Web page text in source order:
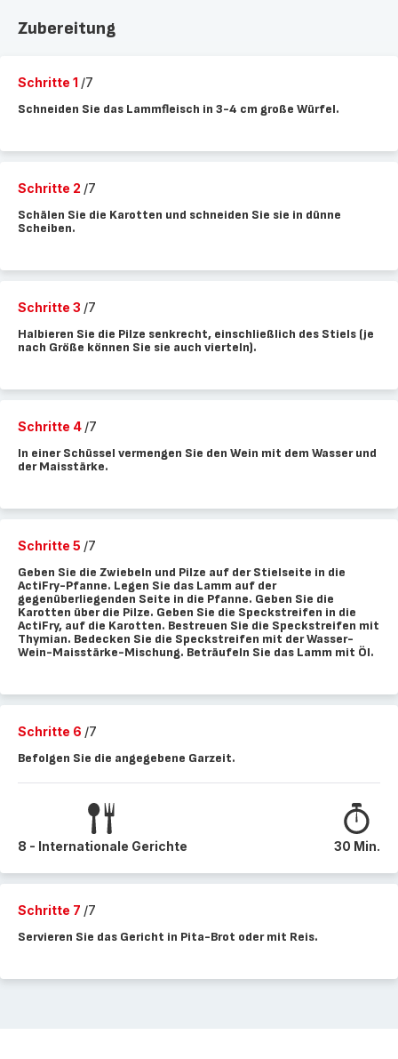
Zubereitung
Schritte 1 /7
Schneiden Sie das Lammfleisch in 3-4 cm große Würfel.
Schritte 2 /7
Schälen Sie die Karotten und schneiden Sie sie in dünne
Scheiben.
Schritte 3 /7
Halbieren Sie die Pilze senkrecht, einschließlich des Stiels (je
nach Größe können Sie sie auch vierteln).
Schritte 4 /7
In einer Schüssel vermengen Sie den Wein mit dem Wasser und
der Maisstärke.
Schritte 5 /7
Geben Sie die Zwiebeln und Pilze auf der Stielseite in die
ActiFry-Pfanne. Legen Sie das Lamm auf der
gegenüberliegenden Seite in die Pfanne. Geben Sie die
Karotten über die Pilze. Geben Sie die Speckstreifen in die
ActiFry, auf die Karotten. Bestreuen Sie die Speckstreifen mit
Thymian. Bedecken Sie die Speckstreifen mit der Wasser-
Wein-Maisstärke-Mischung. Beträufeln Sie das Lamm mit Öl.
Schritte 6 /7
Befolgen Sie die angegebene Garzeit.
8 - Internationale Gerichte 30 Min.
Schritte 7 /7
Servieren Sie das Gericht in Pita-Brot oder mit Reis.